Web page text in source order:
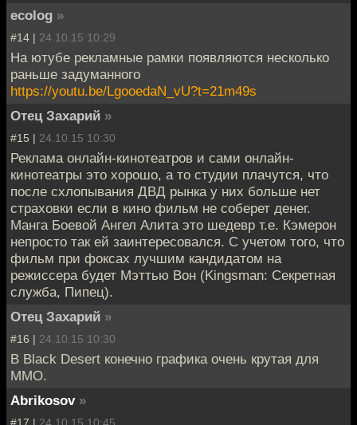
ecolog »
#14 | 24.10.15 10:29
На ютубе рекламные рамки появляются несколько
раньше задуманного
https://youtu.be/LgooedaN_vU?t=21m49s
Отец Захарий »
#15 | 24.10.15 10:30
Реклама онлайн-кинотеатров и сами онлайн-
кинотеатры это хорошо, а то студии плачутся, что
после схлопывания ДВД рынка у них больше нет
страховки если в кино фильм не соберет денег.
Манга Боевой Ангел Алита это шедевр т.е. Кэмерон
непросто так ей заинтересовался. С учетом того, что
фильм при фоксах лучшим кандидатом на
режиссера будет Мэттью Вон (Kingsman: Секретная
служба, Пипец).
Отец Захарий »
#16 | 24.10.15 10:30
В Black Desert конечно графика очень крутая для
MMO.
Abrikosov »